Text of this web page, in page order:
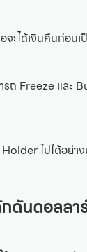
ะได้เงินคืนก่อน
ถ Freeze และ
ไปได้อย่า
นดอลลา